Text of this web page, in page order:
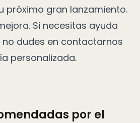
próximo gran lanzamiento.
Si necesitas ayuda
dudes en contactarnos
personalizada.
por el